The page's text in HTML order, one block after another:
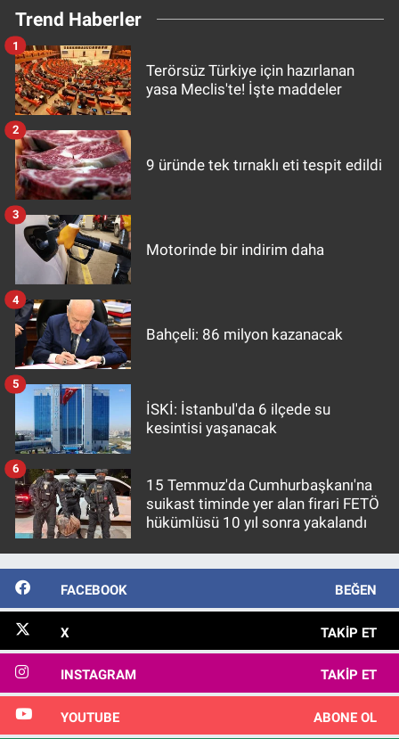
Trend Haberler
Terörsüz Türkiye için hazırlanan
yasa Meclis'te! İşte maddeler
1
9 üründe tek tırnaklı eti tespit edildi
2
Motorinde bir indirim daha
3
Bahçeli: 86 milyon kazanacak
4
İSKİ: İstanbul'da 6 ilçede su
kesintisi yaşanacak
5
15 Temmuz'da Cumhurbaşkanı'na
suikast timinde yer alan firari FETÖ
hükümlüsü 10 yıl sonra yakalandı
6
FACEBOOK BEĞEN
X TAKIP ET
INSTAGRAM TAKIP ET
YOUTUBE ABONE OL